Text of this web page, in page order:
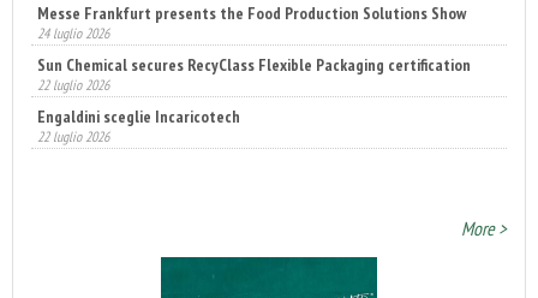
Messe Frankfurt presents the Food Production Solutions Show
24 luglio 2026
Sun Chemical secures RecyClass Flexible Packaging certification
22 luglio 2026
Engaldini sceglie Incaricotech
22 luglio 2026
Annunciati i finalisti dei Diamonds Awards 2026 di FTA Europe
14 luglio 2026
More >